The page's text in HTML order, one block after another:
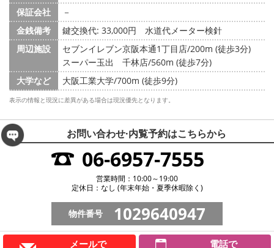
保証会社
－
金銭備考
鍵交換代: 33,000円
水道代メーター検針
周辺施設
セブンイレブン京阪本通1丁目店/200m (徒歩3分)
スーパー玉出 千林店/560m (徒歩7分)
大学など
大阪工業大学/700m (徒歩9分)
表示の情報と現況に差異がある場合は現況優先となります。
お問い合わせ·内覧予約はこちらから
06-6957-7555
営業時間：10:00～19:00
定休日：なし (年末年始・夏季休暇除く)
物件番号 1029640947
メールで 電話で